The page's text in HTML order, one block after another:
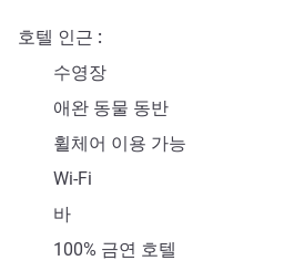
호텔 인근
수영장
애완 동물 동반
휠체어 이용 가능
Wi-Fi
바
100% 금연 호텔